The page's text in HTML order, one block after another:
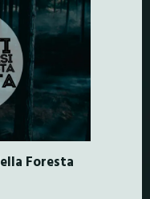
Foresta